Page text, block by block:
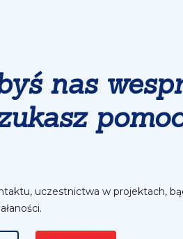
nas
uczestnictwa w projektach,